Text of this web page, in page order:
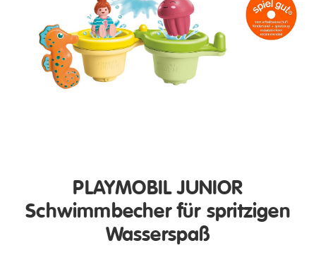
PLAYMOBIL JUNIOR
Schwimmbecher für spritzigen
Wasserspaß